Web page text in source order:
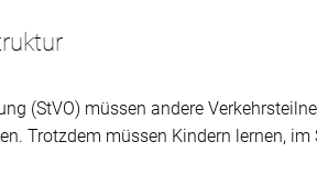
(StVO) müssen andere
Trotzdem müssen Kindern lernen, im